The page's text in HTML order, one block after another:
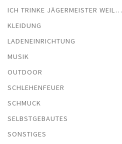
ICH TRINKE JÄGERMEISTER WEIL…
KLEIDUNG
LADENEINRICHTUNG
MUSIK
OUTDOOR
SCHLEHENFEUER
SCHMUCK
SELBSTGEBAUTES
SONSTIGES